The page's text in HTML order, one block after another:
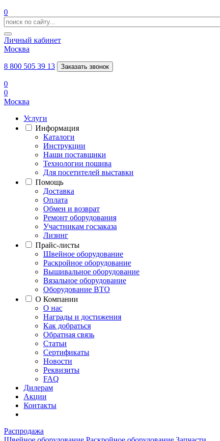
0
Личный кабинет
Москва
8 800 505 39 13 Заказать звонок
0
0
Москва
Услуги
Информация
Каталоги
Инструкции
Наши поставщики
Технологии пошива
Для посетителей выставки
Помощь
Доставка
Оплата
Обмен и возврат
Ремонт оборудования
Участникам госзаказа
Лизинг
Прайс-листы
Швейное оборудование
Раскройное оборудование
Вышивальное оборудование
Вязальное оборудование
Оборудование ВТО
О Компании
О нас
Награды и достижения
Как добраться
Обратная связь
Статьи
Сертификаты
Новости
Реквизиты
FAQ
Дилерам
Акции
Контакты
Распродажа